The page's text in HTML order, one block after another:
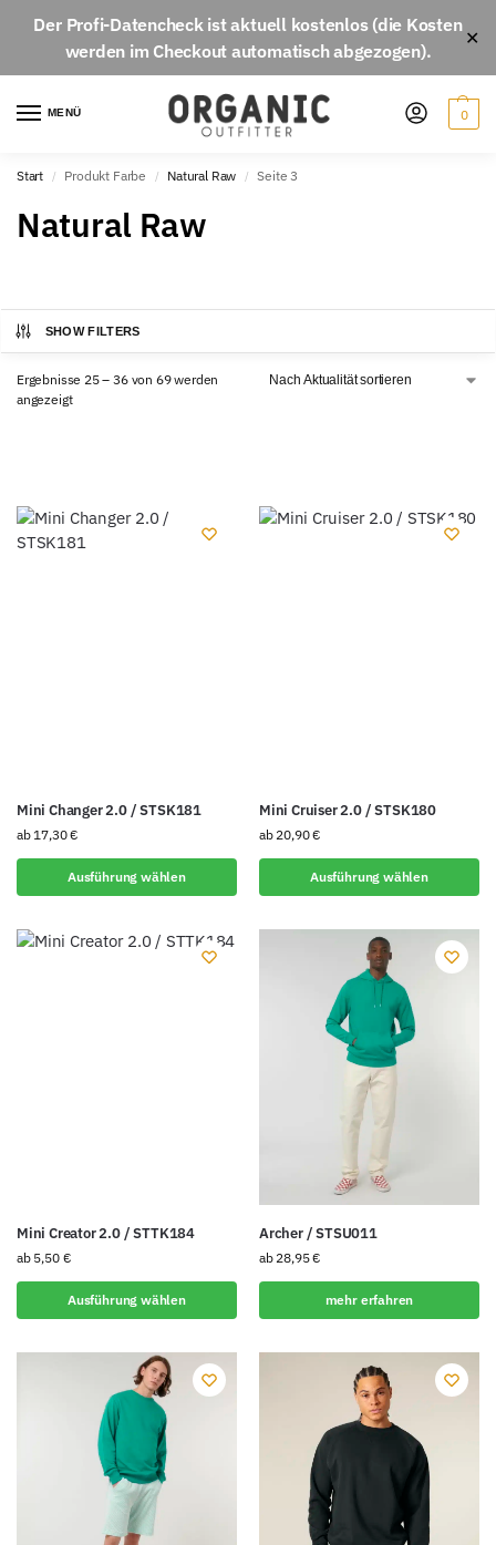
Der Profi-Datencheckist aktuell kostenlos(die Kosten
werden im Checkout automatisch abgezogen).
✕
MENÜ 0
Start / Produkt Farbe / Natural Raw / Seite 3
Natural Raw
SHOW FILTERS
Ergebnisse 25 – 36 von 69 werden
angezeigt
Mini Changer 2.0 / STSK181
ab 17,30€
Ausführung wählen
Mini Cruiser 2.0 / STSK180
ab 20,90€
Ausführung wählen
Mini Creator 2.0 / STTK184
ab 5,50 €
Ausführung wählen
Archer / STSU011
ab 28,95€
mehr erfahren